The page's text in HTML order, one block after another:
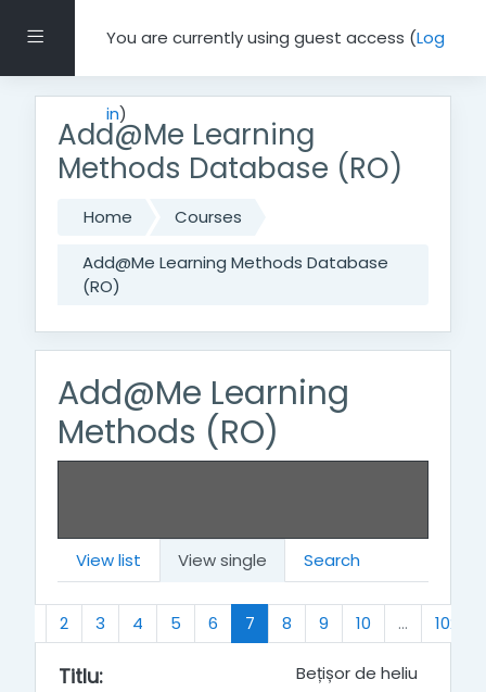
Side panelYou are currently using guest access (Log
in)
Add@Me Learning
Methods Database (RO)
Home
Courses
Add@Me Learning Methods Database
(RO)
Add@Me Learning
Methods (RO)
View list View single Search
Previous2 3 4 5 6 7 (current)
8 9 10 … 102
Titlu: Bețișor de heliu